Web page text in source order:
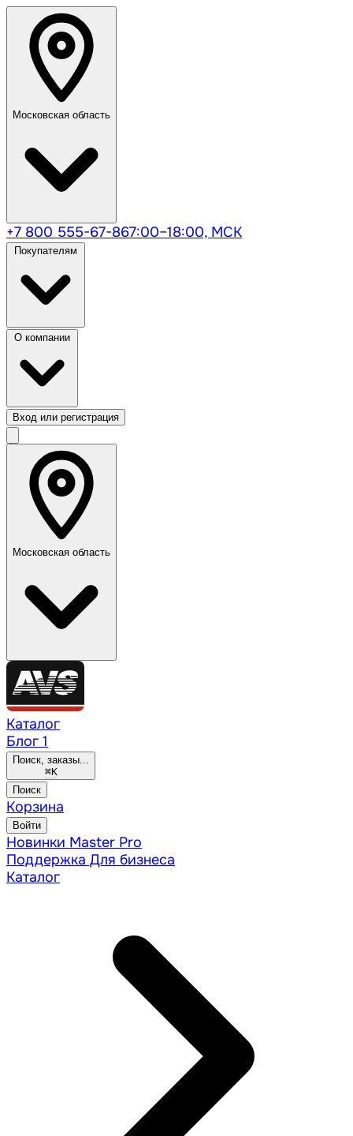
Московская область
+7 800 555-67-867:00–18:00, МСК
Вход или регистрация
Московская область
Каталог
Блог 1
Поиск, заказы...
⌘K
Поиск
Корзина
Войти
Новинки Master Pro
Поддержка Для бизнеса
Каталог